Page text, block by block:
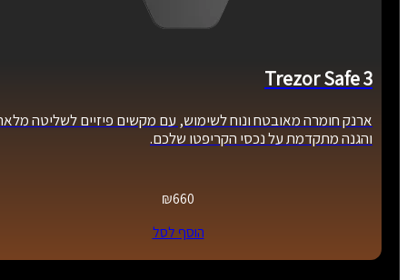
Trezor Safe 3
ארנק חומרה מאובטח ונוח לשימוש, עם מקשים פיזיים לשליטה מלאה
והגנה מתקדמת על נכסי הקריפטו שלכם.
₪660
הוסף לסל